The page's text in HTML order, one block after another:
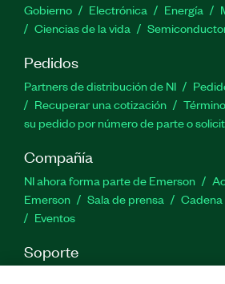
Gobierno
Electrónica Energía
Ciencias de la vida
Pedidos
Partners de distribución de NI
Recuperar una cotización
su pedido por número de parte o
Compañía
NI ahora forma parte de Emerson
Emerson
Sala de prensa
Eventos
Soporte